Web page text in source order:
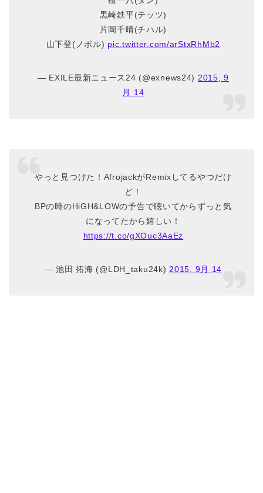
黒崎鉄平(テッツ)
片岡千晴(チハル)
山下登(ノボル) pic.twitter.com/arStxRhMb2
— EXILE最新ニュース24 (@exnews24) 2015, 9
月 14
やっと見つけた！AfrojackがRemixしてるやつだけ
ど！
BPの時のHiGH&LOWの予告で聴いてからずっと気
になってたから嬉しい！
https://t.co/gXOuc3AaEz
— 池田 拓海 (@LDH_taku24k) 2015, 9月 14